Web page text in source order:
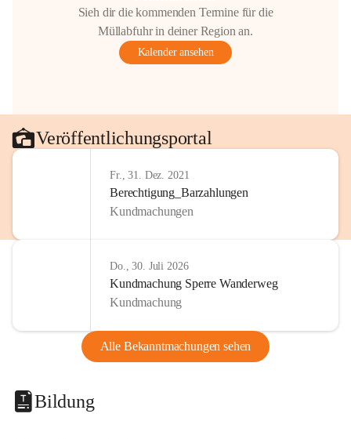
Sieh dir die kommenden Termine für die
Müllabfuhr in deiner Region an.
Kalender ansehen
Veröffentlichungsportal
Fr., 31. Dez. 2021
Berechtigung_Barzahlungen
Kundmachungen
Do., 30. Juli 2026
Kundmachung Sperre Wanderweg
Kundmachung
Alle Bekanntmachungen sehen
Bildung